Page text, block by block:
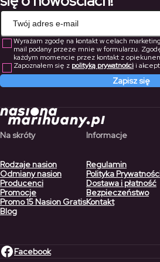
Wyrażam zgodę na kontakt w celach
mail podany przeze mnie w formularzu.
każdym momencie przez kontakt z
Zapoznałem się z polityką prywatnościi
Zapisz się
Na skróty
Rodzaje nasion
Odmiany nasion
Producenci
Promocje
Promo 15 Nasion Gratis
Blog
Informacje
Regulamin
Polityka
Dostawa i płatność
Bezpieczeństwo
Kontakt
Facebook